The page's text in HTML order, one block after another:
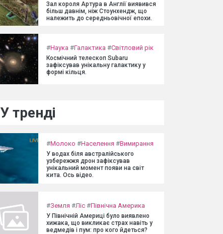
Зал короля Артура в Англії виявився
більш давнім, ніж Стоунхендж, що
належить до середньовічної епохи.
#Наука #Галактика #Світловий рік
Космічний телескоп Subaru
зафіксував унікальну галактику у
формі кільця.
У тренді
#Молоко #Населення #Вимирання
У водах біля австралійського
узбережжя дрон зафіксував
унікальний момент появи на світ
кита. Ось відео.
#Земля #Ліс #Північна Америка
У Північній Америці було виявлено
хижака, що викликає страх навіть у
ведмедів і пум: про кого йдеться?